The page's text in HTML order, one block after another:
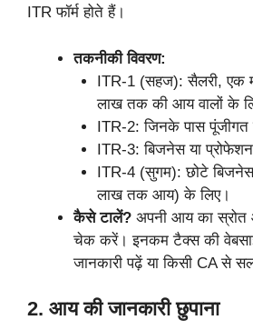
ITR फॉर्म होते हैं।
तकनीकी विवरण:
ITR-1 (सहज): सैलरी, एक
लाख तक की आय वालों के
ITR-2: जिनके पास पूंजीगत
ITR-3: बिजनेस या
ITR-4 (सुगम): छोटे बिजनेस
लाख तक आय) के लिए।
कैसे टालें? अपनी आय का
चेक करें। इनकम टैक्स की
जानकारी पढ़ें या किसी CA से
2. आय की जानकारी छुपाना